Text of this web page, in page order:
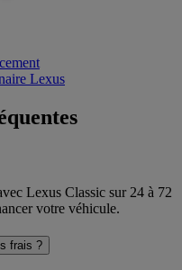
Lexus
Lexus Classic sur 24 à 72
votre véhicule.
frais ?